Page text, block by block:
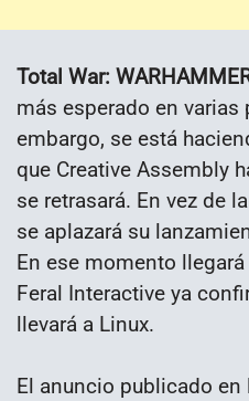
Total War:
más esperado en varias
embargo, se está
que Creative Assembly
se retrasará. En vez de
se aplazará su
En ese momento
Feral Interactive ya
llevará a Linux.
El anuncio publicado